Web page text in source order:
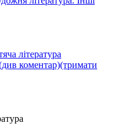
література
коментар)(тримати